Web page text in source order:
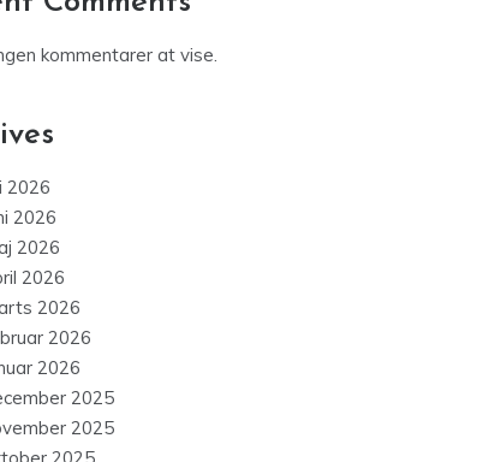
2026
2026
2026
2026
2026
2026
2025
2025
2025